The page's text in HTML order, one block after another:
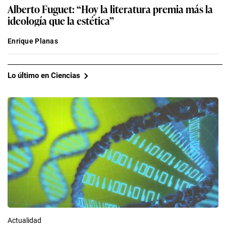
Alberto Fuguet: “Hoy la literatura premia más la
ideología que la estética”
Enrique Planas
Lo último en Ciencias
Actualidad